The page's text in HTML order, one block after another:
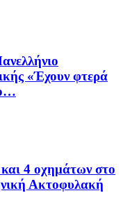
«Έχουν φτερά
4 οχημάτων στο
Ακτοφυλακή